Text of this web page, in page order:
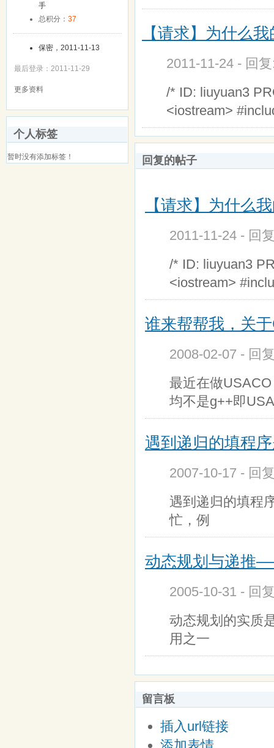
手
总积分： 37
保密，2011-11-13
最后登录：2011-11-29
更多资料
个人标签
暂时没有添加标签！
【请求】为什么
2011-11-24 - 回
/* ID: liuyuan3
<iostream>
回复的帖子
【请求】为什么
2011-11-24 - 回
/* ID: liuyuan3
<iostream>
谁来帮帮我，关
2008-02-07 - 回
最近在做
均不是g++即
遇到递归的填程
2007-10-17 - 回
遇到递归的填程
忙，例
动态规划与递推
2005-10-31 - 回
动态规划的实质
用之一
留言板
插入url链接